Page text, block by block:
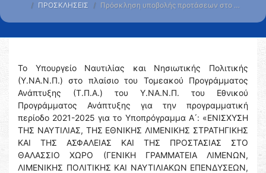
ΠΡΟΣΚΛΗΣΕΙΣ
Πρόσκληση υποβολής προτάσεων στο …
Το Υπουργείο Ναυτιλίας και Νησιωτικής Πολιτικής
(Υ.ΝΑ.Ν.Π.) στο πλαίσιο του Τομεακού Προγράμματος
Ανάπτυξης (Τ.Π.Α.) του Υ.ΝΑ.Ν.Π. του Εθνικού
Προγράμματος Ανάπτυξης για την προγραμματική
περίοδο 2021-2025 για το Υποπρόγραμμα Α ́: «ΕΝΙΣΧΥΣΗ
ΤΗΣ ΝΑΥΤΙΛΙΑΣ, ΤΗΣ ΕΘΝΙΚΗΣ ΛΙΜΕΝΙΚΗΣ ΣΤΡΑΤΗΓΙΚΗΣ
ΚΑΙ ΤΗΣ ΑΣΦΑΛΕΙΑΣ ΚΑΙ ΤΗΣ ΠΡΟΣΤΑΣΙΑΣ ΣΤΟ
ΘΑΛΑΣΣΙΟ ΧΩΡΟ (ΓΕΝΙΚΗ ΓΡΑΜΜΑΤΕΙΑ ΛΙΜΕΝΩΝ,
ΛΙΜΕΝΙΚΗΣ ΠΟΛΙΤΙΚΗΣ ΚΑΙ ΝΑΥΤΙΛΙΑΚΩΝ ΕΠΕΝΔΥΣΕΩΝ,